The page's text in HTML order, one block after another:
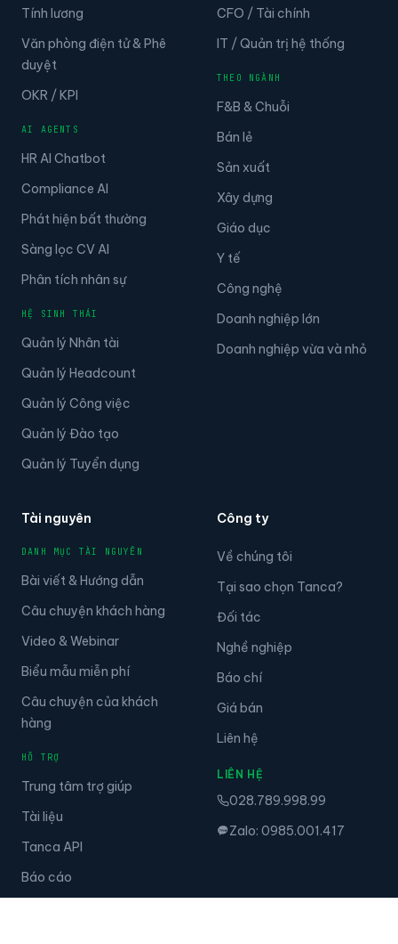
Tính lương
Văn phòng điện tử & Phê
duyệt
OKR / KPI
AI AGENTS
HR AI Chatbot
Compliance AI
Phát hiện bất thường
Sàng lọc CV AI
Phân tích nhân sự
HỆ SINH THÁI
Quản lý Nhân tài
Quản lý Headcount
Quản lý Công việc
Quản lý Đào tạo
Quản lý Tuyển dụng
CFO / Tài chính
IT / Quản trị hệ thống
THEO NGÀNH
F&B & Chuỗi
Bán lẻ
Sản xuất
Xây dựng
Giáo dục
Y tế
Công nghệ
Doanh nghiệp lớn
Doanh nghiệp vừa và nhỏ
Tài nguyên
DANH MỤC TÀI NGUYÊN
Bài viết & Hướng dẫn
Câu chuyện khách hàng
Video & Webinar
Biểu mẫu miễn phí
Câu chuyện của khách
hàng
HỖ TRỢ
Trung tâm trợ giúp
Tài liệu
Tanca API
Báo cáo
Công ty
Về chúng tôi
Tại sao chọn Tanca?
Đối tác
Nghề nghiệp
Báo chí
Giá bán
Liên hệ
LIÊN HỆ
028.789.998.99
Zalo: 0985.001.417